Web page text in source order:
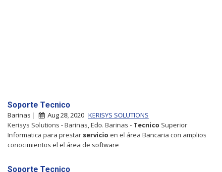
Soporte Tecnico
Barinas | Aug 28, 2020 KERISYS SOLUTIONS
Kerisys Solutions - Barinas, Edo. Barinas - Tecnico Superior
Informatica para prestar servicio en el área Bancaria con amplios
conocimientos el el área de software
Soporte Tecnico